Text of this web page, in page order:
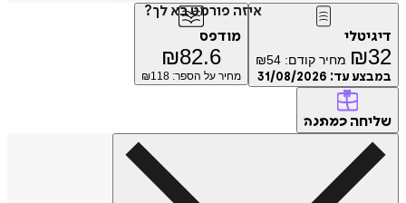
איזה פורמט בא לך?
דיגיטלי
₪32 מחיר קודם: ₪54
במבצע עד: 31/08/2026
מודפס
₪82.6
מחיר על הספר: ₪ 118
שליחה כמתנה